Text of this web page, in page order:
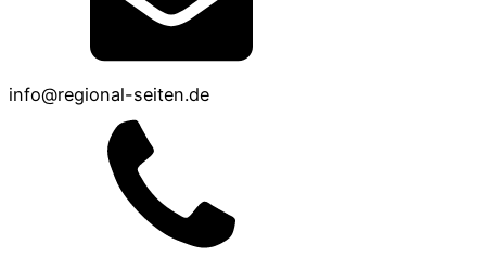
info@regional-seiten.de